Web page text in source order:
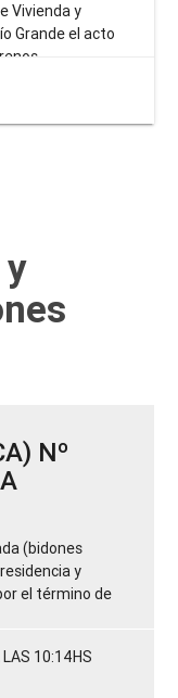
Vivienda y
Grande el acto
anunciada por
como
a docentes,
Nº
(bidones
y
el término de
LAS 10:14HS